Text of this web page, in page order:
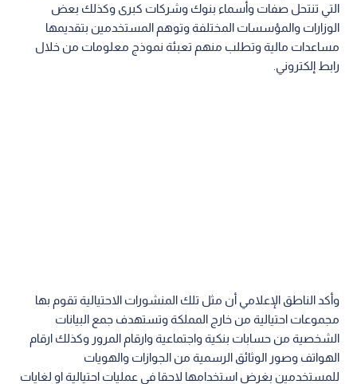
التي تنتحل صفات وأسماء بنوك وشركات كبرى وكذلك بعض
الوزارات والمؤسسات المختلفة وتوهم المستخدمين بتقديمها
مساعدات مالية وتطلب منهم تعبئة نموذج معلومات من خلال
رابط إلكتروني.
وأكد الناطق الإعلامي أن مثل تلك المنشورات الاحتيالية تقوم بها
مجموعات احتيالية من خارج المملكة وتستهدف جمع البيانات
الشخصية من حسابات بنكية واجتماعية وارقام المرور وكذلك ارقام
الهواتف وصور الوثائق الرسمية من الجوازات والهويات
للمستخدمين بغرض استخدامها لاحقا في عمليات احتيالية او لغايات